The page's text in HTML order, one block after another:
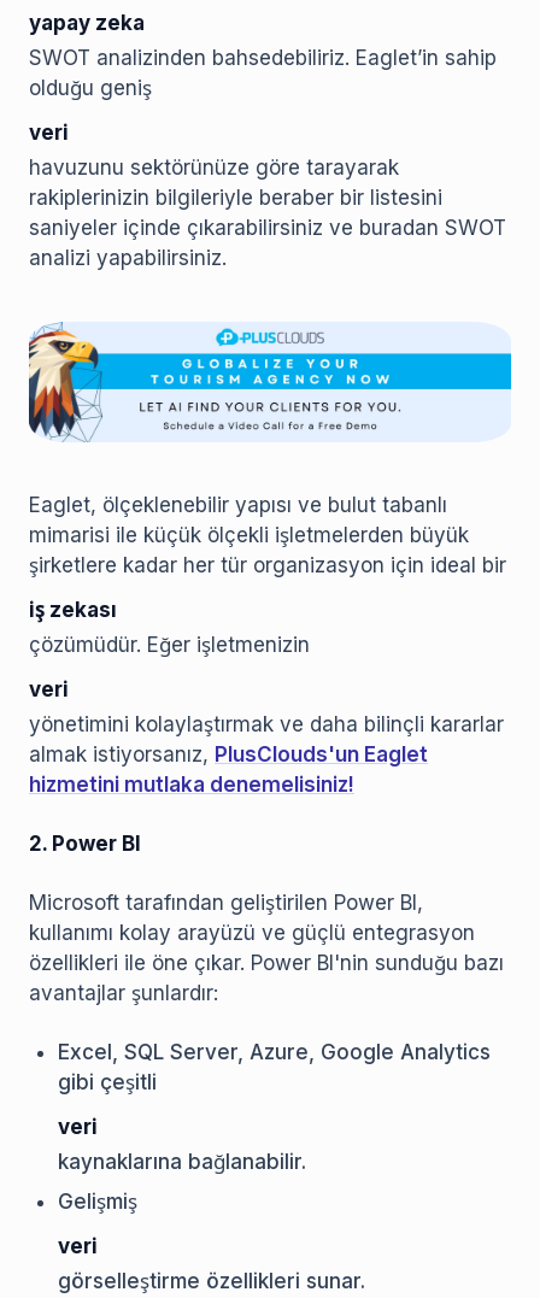
yapay zeka
SWOT analizinden bahsedebiliriz. Eaglet’in sahip
olduğu geniş
veri
havuzunu sektörünüze göre tarayarak
rakiplerinizin bilgileriyle beraber bir listesini
saniyeler içinde çıkarabilirsiniz ve buradan SWOT
analizi yapabilirsiniz.
Eaglet, ölçeklenebilir yapısı ve bulut tabanlı
mimarisi ile küçük ölçekli işletmelerden büyük
şirketlere kadar her tür organizasyon için ideal bir
iş zekası
çözümüdür. Eğer işletmenizin
veri
yönetimini kolaylaştırmak ve daha bilinçli kararlar
almak istiyorsanız, PlusClouds'un Eaglet
hizmetini mutlaka denemelisiniz!
2. Power BI
Microsoft tarafından geliştirilen Power BI,
kullanımı kolay arayüzü ve güçlü entegrasyon
özellikleri ile öne çıkar. Power BI'nin sunduğu bazı
avantajlar şunlardır:
Excel, SQL Server, Azure, Google Analytics
gibi çeşitli
veri
kaynaklarına bağlanabilir.
Gelişmiş
veri
görselleştirme özellikleri sunar.